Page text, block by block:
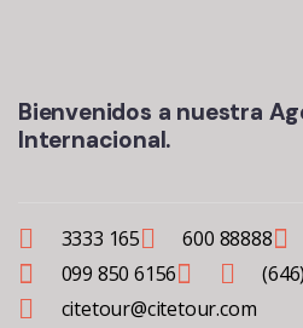
Bienvenidos a nuestra
Internacional.
3333 165 600 88888
099 850 6156
citetour@citetour.com